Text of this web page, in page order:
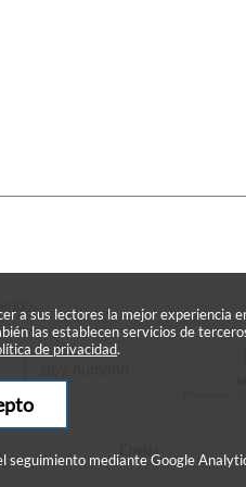
a sus lectores la mejor experiencia
las establecen servicios de
de privacidad.
seguimiento mediante Google